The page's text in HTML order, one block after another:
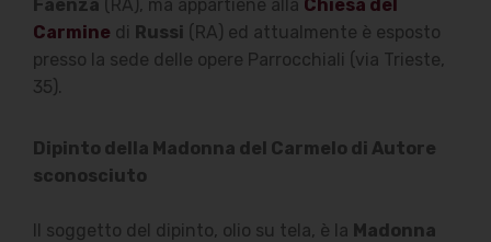
Faenza (RA), ma appartiene alla Chiesa del
Carmine di Russi (RA) ed attualmente è esposto
presso la sede delle opere Parrocchiali (via Trieste,
35).
Dipinto della Madonna del Carmelo di Autore
sconosciuto
Il soggetto del dipinto, olio su tela, è la Madonna